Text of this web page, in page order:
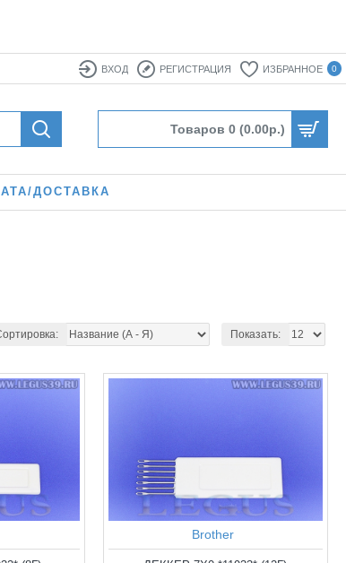
ВХОД РЕГИСТРАЦИЯ ИЗБРАННОЕ 0
Товаров 0 (0.00р.)
ДОСТАВКА
Показать:
Brother